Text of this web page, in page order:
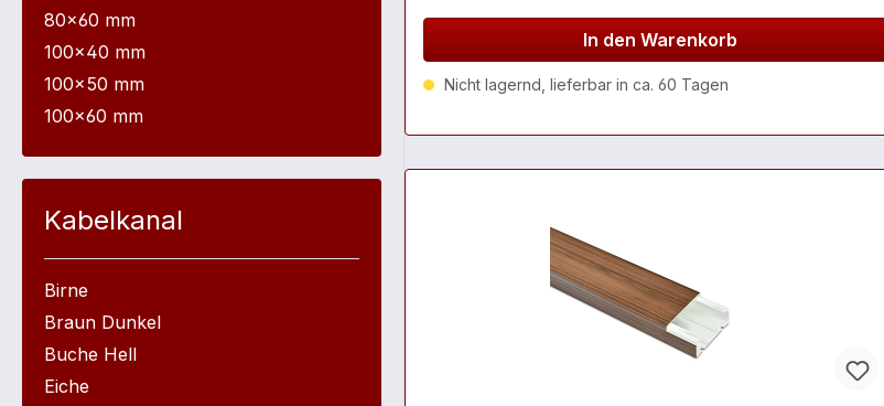
80x60 mm
100x40 mm
100x50 mm
100x60 mm
Kabelkanal
Birne
Braun Dunkel
Buche Hell
Eiche
In den Warenkorb
Nicht lagernd, lieferbar in ca. 60 Tagen